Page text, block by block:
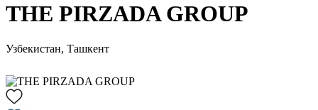
THE PIRZADA GROUP
Узбекистан, Ташкент